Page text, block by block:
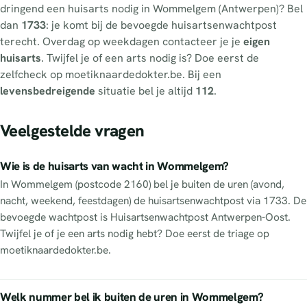
dringend een huisarts nodig in Wommelgem (Antwerpen)? Bel
dan 1733: je komt bij de bevoegde huisartsenwachtpost
terecht. Overdag op weekdagen contacteer je je eigen
huisarts. Twijfel je of een arts nodig is? Doe eerst de
zelfcheck op moetiknaardedokter.be. Bij een
levensbedreigende situatie bel je altijd 112.
Veelgestelde vragen
Wie is de huisarts van wacht in Wommelgem?
In Wommelgem (postcode 2160) bel je buiten de uren (avond,
nacht, weekend, feestdagen) de huisartsenwachtpost via 1733. De
bevoegde wachtpost is Huisartsenwachtpost Antwerpen-Oost.
Twijfel je of je een arts nodig hebt? Doe eerst de triage op
moetiknaardedokter.be.
Welk nummer bel ik buiten de uren in Wommelgem?